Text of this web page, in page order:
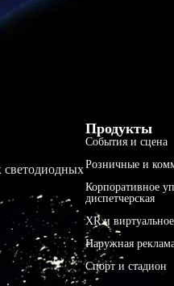
Продукты
События и сцена
Розничные и
Корпоративное
диспетчерская
XR и
Наружная
Спорт и стадион